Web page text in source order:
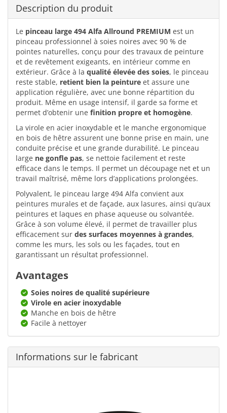
Description du produit
Le pinceau large 494 Alfa Allround PREMIUM est un
pinceau professionnel à soies noires avec 90 % de
pointes naturelles, conçu pour des travaux de peinture
et de revêtement exigeants, en intérieur comme en
extérieur. Grâce à la qualité élevée des soies, le pinceau
reste stable, retient bien la peinture et assure une
application régulière, avec une bonne répartition du
produit. Même en usage intensif, il garde sa forme et
permet d’obtenir une finition propre et homogène.
La virole en acier inoxydable et le manche ergonomique
en bois de hêtre assurent une bonne prise en main, une
conduite précise et une grande durabilité. Le pinceau
large ne gonfle pas, se nettoie facilement et reste
efficace dans le temps. Il permet un découpage net et un
travail maîtrisé, même lors d’applications prolongées.
Polyvalent, le pinceau large 494 Alfa convient aux
peintures murales et de façade, aux lasures, ainsi qu’aux
peintures et laques en phase aqueuse ou solvantée.
Grâce à son volume élevé, il permet de travailler plus
efficacement sur des surfaces moyennes à grandes,
comme les murs, les sols ou les façades, tout en
garantissant un résultat professionnel.
Avantages
Soies noires de qualité supérieure
Virole en acier inoxydable
Manche en bois de hêtre
Facile à nettoyer
Informations sur le fabricant